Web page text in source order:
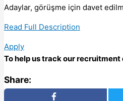
Adaylar, görüşme için davet
Read Full Description
Apply
To help us track our
Share: